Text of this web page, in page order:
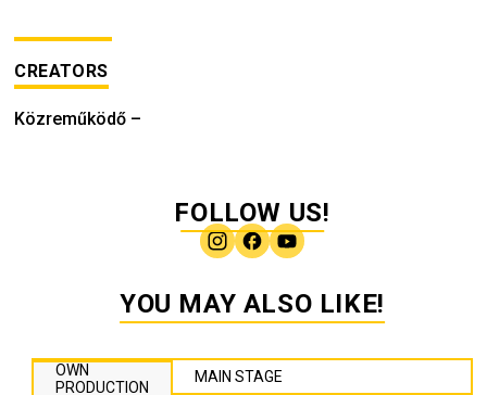
CREATORS
Közreműködő –
FOLLOW US!
YOU MAY ALSO LIKE!
OWN
PRODUCTION
MAIN STAGE